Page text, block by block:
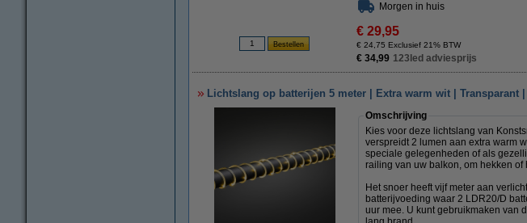
Morgen in huis
€ 29,95
€ 24,75 Exclusief 21% BTW
€ 34,99 123led adviesprijs
Lichtslang op batterijen 5 meter | Extra warm wit | Transparant
Omschrijving
Kies voor deze lichtslang van
verspreidt 2 lumen aan extra warm
speciale gelegenheden of als
railing van uw balkon, om hekken
Het snoer heeft vijf meter aan
batterijvoeding waar 2 LDR20/D
uur mee. U kunt gebruikmaken van